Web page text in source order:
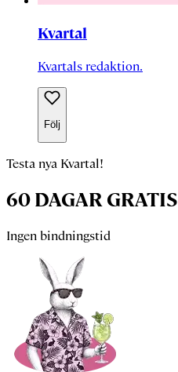
Kvartal
Kvartals redaktion.
Följ
Testa nya Kvartal!
60 DAGAR GRATIS
Ingen bindningstid